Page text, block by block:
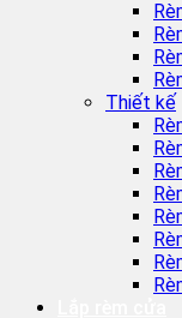
Thiết kế